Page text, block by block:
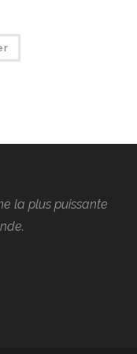
la plus puissante